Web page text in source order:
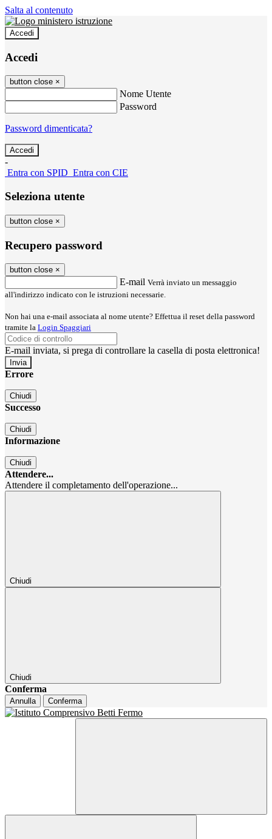
Salta al contenuto
Accedi
Accedi
button close ×
Nome Utente
Password
Password dimenticata?
-
Entra con SPID Entra con CIE
Seleziona utente
button close ×
Recupero password
button close ×
E-mail Verrà inviato un messaggio
all'indirizzo indicato con le istruzioni necessarie.
Non hai una e-mail associata al nome utente? Effettua il reset della password
tramite la Login Spaggiari
E-mail inviata, si prega di controllare la casella di posta elettronica!
Errore
Chiudi
Successo
Chiudi
Informazione
Chiudi
Attendere...
Attendere il completamento dell'operazione...
Chiudi
Chiudi
Conferma
Annulla Conferma